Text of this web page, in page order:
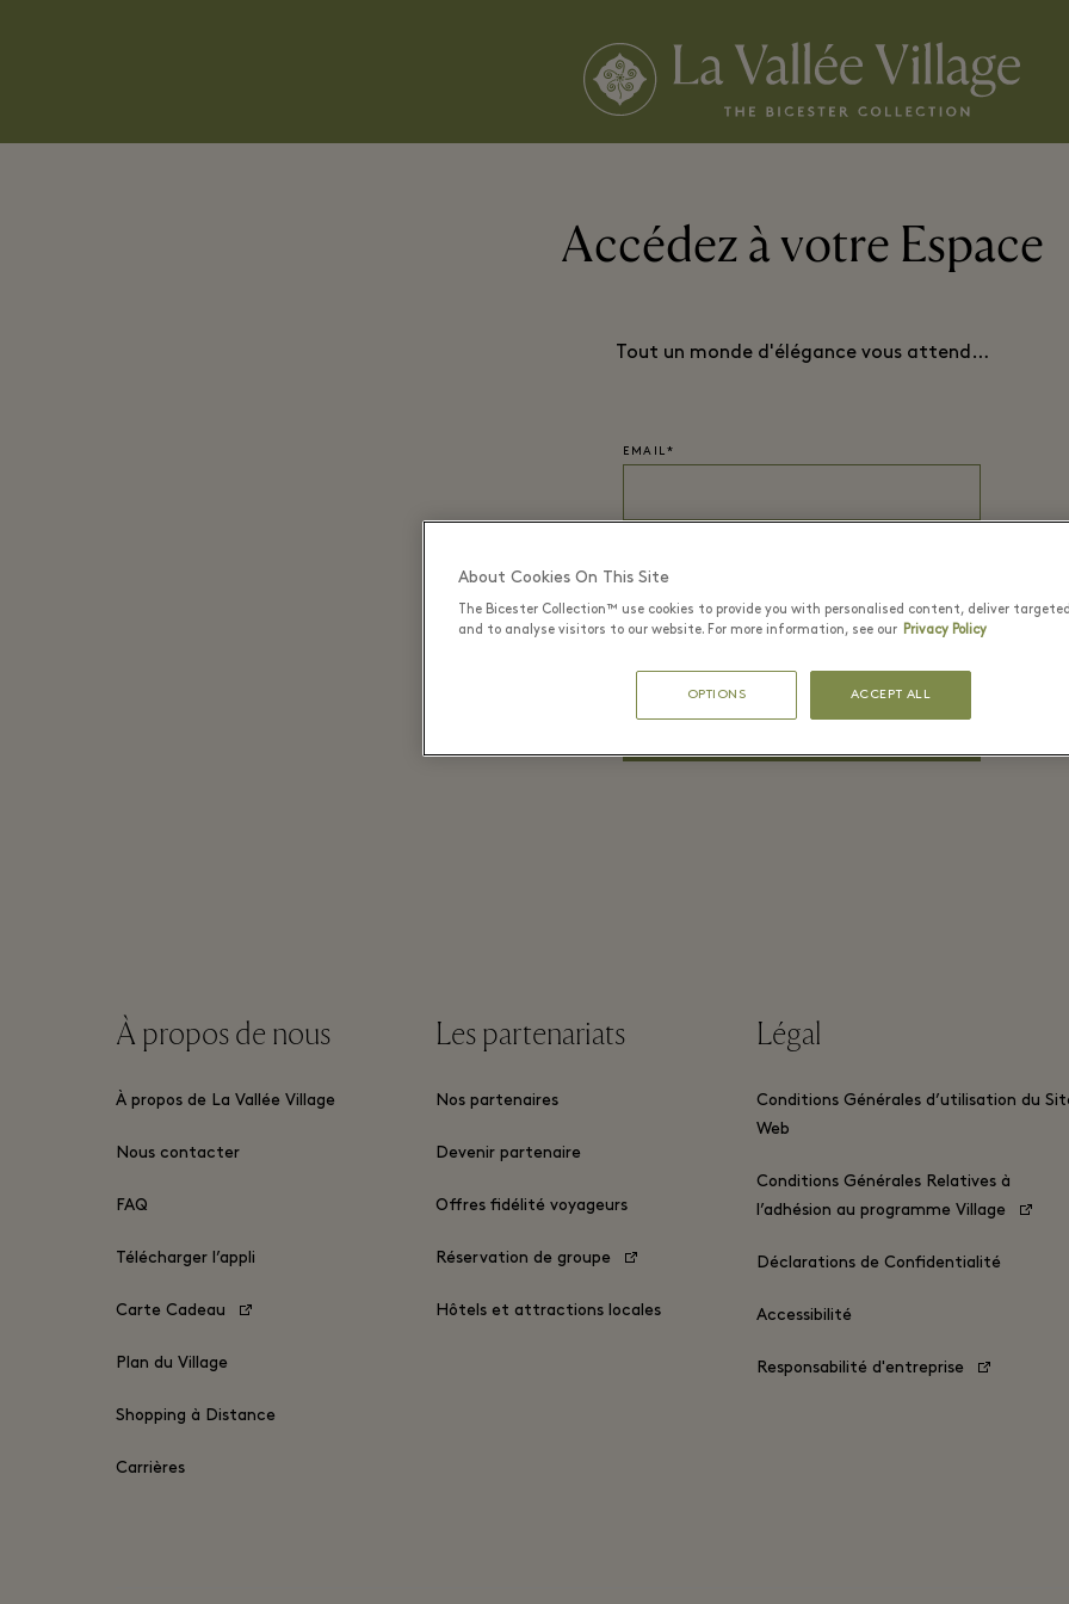
Accédez à votre Espace
Tout un monde d'élégance vous attend…
EMAIL*
moi
À propos de nous
À propos de La Vallée Village
Nous contacter
FAQ
Télécharger l’appli
Carte Cadeau
Plan du Village
Shopping à Distance
Carrières
Les partenariats
Nos partenaires
Devenir partenaire
Offres fidélité voyageurs
Réservation de groupe
Hôtels et attractions locales
Légal
Conditions Générales d’utilisation du
Web
Conditions Générales Relatives à
l’adhésion au programme Village
Déclarations de Confidentialité
Accessibilité
Responsabilité d'entreprise
About Cookies On This Site
The Bicester Collection™ use cookies to provide you with personalised content, deliver
and to analyse visitors to our website. For more information, see our Privacy Policy
OPTIONS ACCEPT ALL